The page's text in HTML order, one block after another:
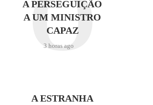
A PERSEGUIÇÃO
A UM MINISTRO
CAPAZ
3 horas ago
O
A ESTRANHA